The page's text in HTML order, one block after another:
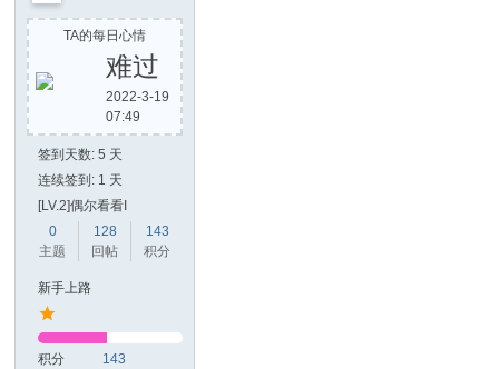
TA的每日心情
难过
2022-3-19
07:49
签到天数: 5 天
连续签到: 1 天
[LV.2]偶尔看看I
0
主题
128
回帖
143
积分
新手上路
积分 143